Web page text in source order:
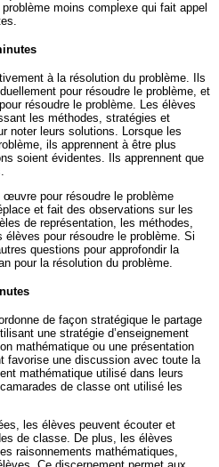
moins complexe qui fait appel
à la résolution du problème. Ils
pour résoudre le problème, et
résoudre le problème. Les élèves
les méthodes, stratégies et
noter leurs solutions. Lorsque les
ils apprennent à être plus
soient évidentes. Ils apprennent que
pour résoudre le problème
et fait des observations sur les
de représentation, les méthodes,
pour résoudre le problème. Si
questions pour approfondir la
pour la résolution du problème.
de façon stratégique le partage
une stratégie d’enseignement
mathématique ou une présentation
favorise une discussion avec toute la
mathématique utilisé dans leurs
de classe ont utilisé les
les élèves peuvent écouter et
de classe. De plus, les élèves
raisonnements mathématiques,